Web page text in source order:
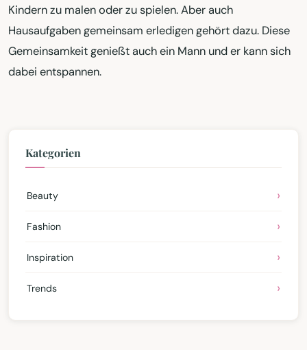
Kindern zu malen oder zu spielen. Aber auch
Hausaufgaben gemeinsam erledigen gehört dazu. Diese
Gemeinsamkeit genießt auch ein Mann und er kann sich
dabei entspannen.
Kategorien
Beauty
Fashion
Inspiration
Trends